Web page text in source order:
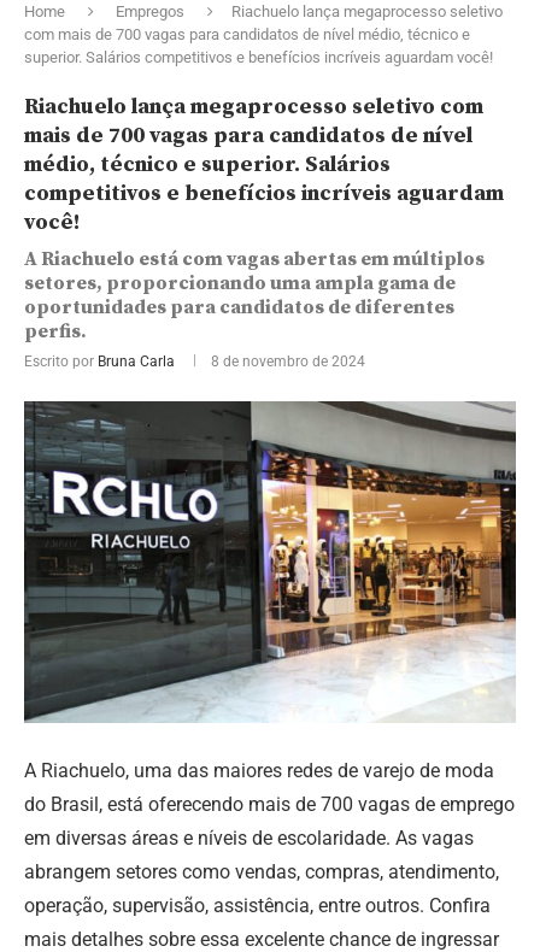
Home Empregos
Riachuelo lança megaprocesso seletivo
com mais de 700 vagas para candidatos de nível médio, técnico e
superior. Salários competitivos e benefícios incríveis aguardam você!
Riachuelo lança megaprocesso seletivo com
mais de 700 vagas para candidatos de nível
médio, técnico e superior. Salários
competitivos e benefícios incríveis aguardam
você!
A Riachuelo está com vagas abertas em múltiplos
setores, proporcionando uma ampla gama de
oportunidades para candidatos de diferentes
perfis.
Escrito por Bruna Carla 8 de novembro de 2024
A Riachuelo, uma das maiores redes de varejo de moda
do Brasil, está oferecendo mais de 700 vagas de emprego
em diversas áreas e níveis de escolaridade. As vagas
abrangem setores como vendas, compras, atendimento,
operação, supervisão, assistência, entre outros. Confira
mais detalhes sobre essa excelente chance de ingressar